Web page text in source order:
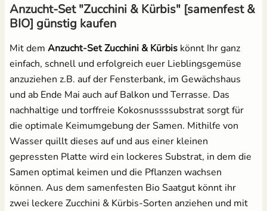
Anzucht-Set "Zucchini & Kürbis" [samenfest &
BIO] günstig kaufen
Mit dem Anzucht-Set Zucchini & Kürbis könnt Ihr ganz
einfach, schnell und erfolgreich euer Lieblingsgemüse
anzuziehen z.B. auf der Fensterbank, im Gewächshaus
und ab Ende Mai auch auf Balkon und Terrasse. Das
nachhaltige und torffreie Kokosnussssubstrat sorgt für
die optimale Keimumgebung der Samen. Mithilfe von
Wasser quillt dieses auf und aus einer kleinen
gepressten Platte wird ein lockeres Substrat, in dem die
Samen optimal keimen und die Pflanzen wachsen
können. Aus dem samenfesten Bio Saatgut könnt ihr
zwei leckere Zucchini & Kürbis-Sorten anziehen und mit
Porree/ Lauch
Radieschen
Rote Bete
Salat
Spinat
Tomaten